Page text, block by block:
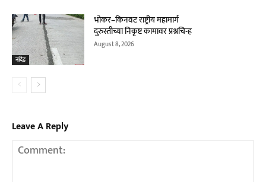
नांदेड
भोकर–किनवट राष्ट्रीय महामार्ग
दुरुस्तीच्या निकृष्ट कामावर प्रश्नचिन्ह
August 8, 2026
Leave A Reply